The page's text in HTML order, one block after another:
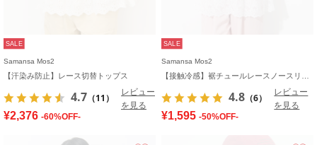
SALE
Samansa Mos2
【汗染み防止】レース切替トップス
4.7 （11）
レビュー
を見る
¥2,376 -60%OFF-
SALE
Samansa Mos2
4.8 （6）
レビュー
を見る
¥1,595 -50%OFF-